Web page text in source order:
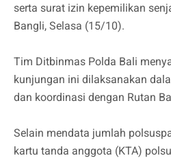
serta surat izin kepemilikan
Bangli, Selasa (15/10).
Tim Ditbinmas Polda Bali
kunjungan ini dilaksanakan
dan koordinasi dengan Rutan
Selain mendata jumlah
kartu tanda anggota (KTA)